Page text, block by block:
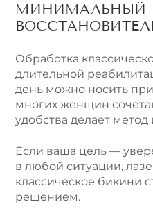
МИНИМАЛЬНЫЙ
Обработка
длительной
день можно носить
многих женщин
удобства делает
Если ваша цель —
в любой ситуации,
классическое бикини
решением.